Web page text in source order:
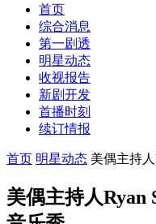
首页
综合消息
第一剧透
明星动态
收视报告
新剧开发
首播时刻
续订情报
首页 明星动态 美偶主持
美偶主持人Ryan